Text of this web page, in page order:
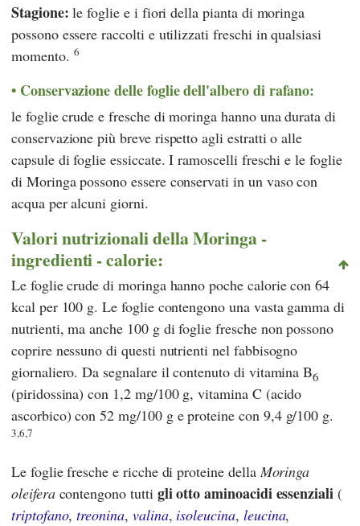
Stagione: le foglie e i fiori della pianta di moringa
possono essere raccolti e utilizzati freschi in qualsiasi
momento. 6
Conservazione delle foglie dell'albero di rafano:
le foglie crude e fresche di moringa hanno una durata di
conservazione più breve rispetto agli estratti o alle
capsule di foglie essiccate. I ramoscelli freschi e le foglie
di Moringa possono essere conservati in un vaso con
acqua per alcuni giorni.
Valori nutrizionali della Moringa -
ingredienti - calorie:
Le foglie crude di moringa hanno poche calorie con 64
kcal per 100 g. Le foglie contengono una vasta gamma di
nutrienti, ma anche 100 g di foglie fresche non possono
coprire nessuno di questi nutrienti nel fabbisogno
giornaliero. Da segnalare il contenuto di vitamina B6
(piridossina) con 1,2 mg/100 g, vitamina C (acido
ascorbico) con 52 mg/100 g e proteine con 9,4 g/100 g.
3,6,7
Le foglie fresche e ricche di proteine della Moringa
oleiferacontengono tutti gli otto aminoacidi essenziali (
triptofano,treonina, valina, isoleucina, leucina,